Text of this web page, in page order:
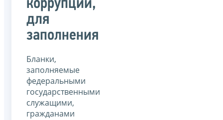
коррупции,
для
заполнения
Бланки,
заполняемые
федеральными
государственными
служащими,
гражданами